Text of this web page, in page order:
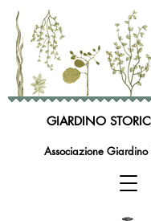
GIARDINO
Associazione Giardino